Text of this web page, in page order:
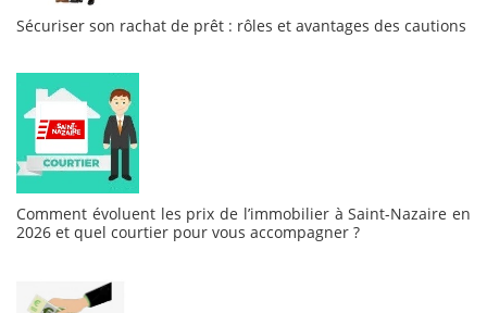
Sécuriser son rachat de prêt : rôles et avantages des cautions
Comment évoluent les prix de l’immobilier à Saint-Nazaire en
2026 et quel courtier pour vous accompagner ?